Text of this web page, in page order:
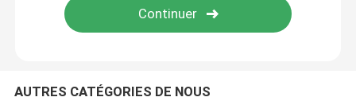
Filtres de matériel de construction
AUTRES CATÉGORIES DE NOUS